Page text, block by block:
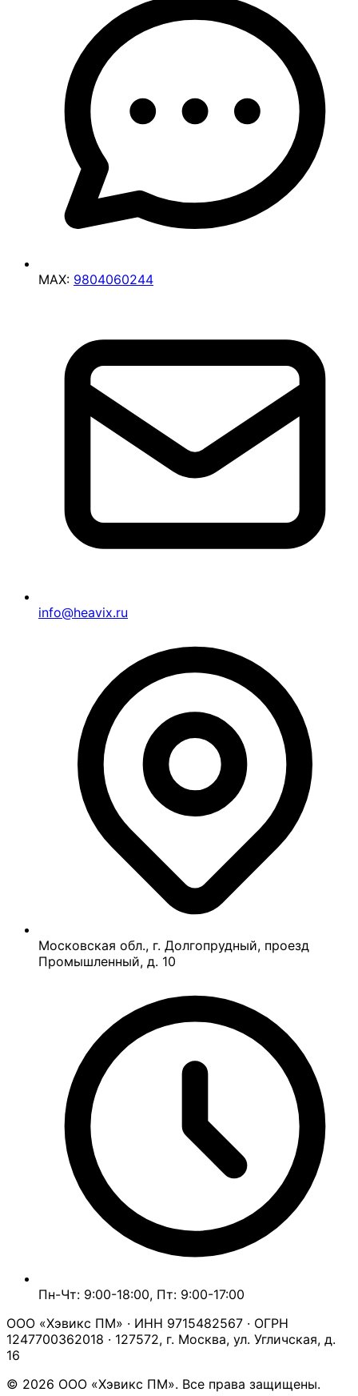
MAX: 9804060244
info@heavix.ru
Московская обл., г. Долгопрудный, проезд
Промышленный, д. 10
Пн-Чт: 9:00-18:00, Пт: 9:00-17:00
ООО «Хэвикс ПМ» · ИНН 9715482567 · ОГРН
1247700362018 · 127572, г. Москва, ул. Угличская, д.
16
© 2026 ООО «Хэвикс ПМ». Все права защищены.